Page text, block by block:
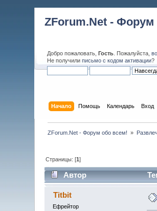
ZForum.Net - Форум
Добро пожаловать,Гость . Пожалуйста,
Не получилиписьмо с кодом активации?
Начало Помощь Календарь Вход
ZForum.Net - Форум обо всем! »
Страницы: [1]
Автор
Titbit
Ефрейтор